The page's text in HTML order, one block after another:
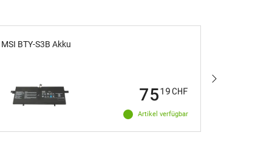
MSI BTY-S3B Akku
Artikel verfügbar
7519CHF